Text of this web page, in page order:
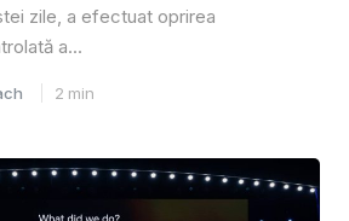
zile, a efectuat oprirea
a...
2 min